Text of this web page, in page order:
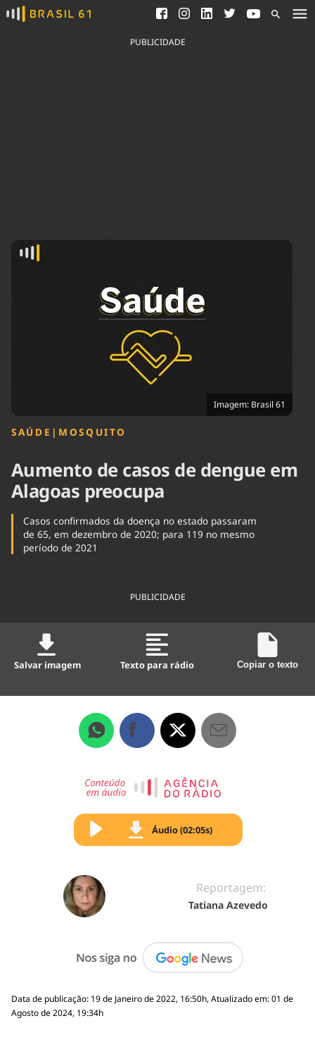
Ver todas as notícias
Saneamento
Indicadores
Agronegócios
Economia
Educação
Infraestrutura
Internacional
Política
Saúde
Tempo
PUBLICIDADE
Imagem: Brasil 61
SAÚDE | MOSQUITO
Aumento de casos de dengue em
Alagoas preocupa
Casos confirmados da doença no estado passaram
de 65, em dezembro de 2020; para 119 no mesmo
período de 2021
PUBLICIDADE
Salvar imagem Texto para rádio Copiar o texto
Áudio (02:05s)
Reportagem:
Tatiana Azevedo
Data de publicação: 19 de Janeiro de 2022, 16:50h, Atualizado em: 01 de
Agosto de 2024, 19:34h